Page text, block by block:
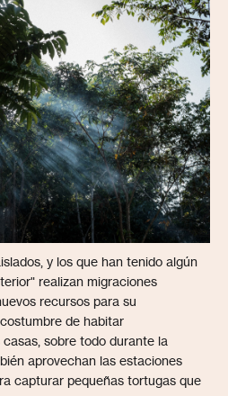
y los que han tenido algún
realizan migraciones
recursos para su
de habitar
sobre todo durante la
aprovechan las estaciones
capturar pequeñas tortugas que